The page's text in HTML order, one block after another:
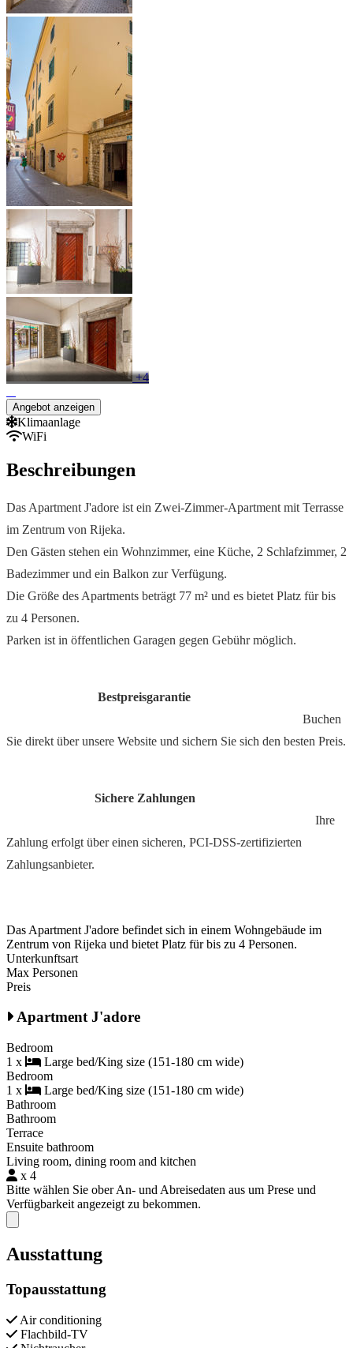
+4
Angebot anzeigen
Klimaanlage
WiFi
Beschreibungen
Das Apartment J'adore ist ein Zwei-Zimmer-Apartment mit Terrasse
im Zentrum von Rijeka.
Den Gästen stehen ein Wohnzimmer, eine Küche, 2 Schlafzimmer, 2
Badezimmer und ein Balkon zur Verfügung.
Die Größe des Apartments beträgt 77 m² und es bietet Platz für bis
zu 4 Personen.
Parken ist in öffentlichen Garagen gegen Gebühr möglich.
Bestpreisgarantie
Buchen
Sie direkt über unsere Website und sichern Sie sich den besten Preis.
Sichere Zahlungen
Ihre
Zahlung erfolgt über einen sicheren, PCI-DSS-zertifizierten
Zahlungsanbieter.
Das Apartment J'adore befindet sich in einem Wohngebäude im
Zentrum von Rijeka und bietet Platz für bis zu 4 Personen.
Unterkunftsart
Max Personen
Preis
Apartment J'adore
Bedroom
1 x
Large bed/King size (151-180 cm wide)
Bedroom
1 x
Large bed/King size (151-180 cm wide)
Bathroom
Bathroom
Terrace
Ensuite bathroom
Living room, dining room and kitchen
x 4
Bitte wählen Sie ober An- und Abreisedaten aus um Prese und
Verfügbarkeit angezeigt zu bekommen.
Close modal
Ausstattung
Topausstattung
Air conditioning
Flachbild-TV